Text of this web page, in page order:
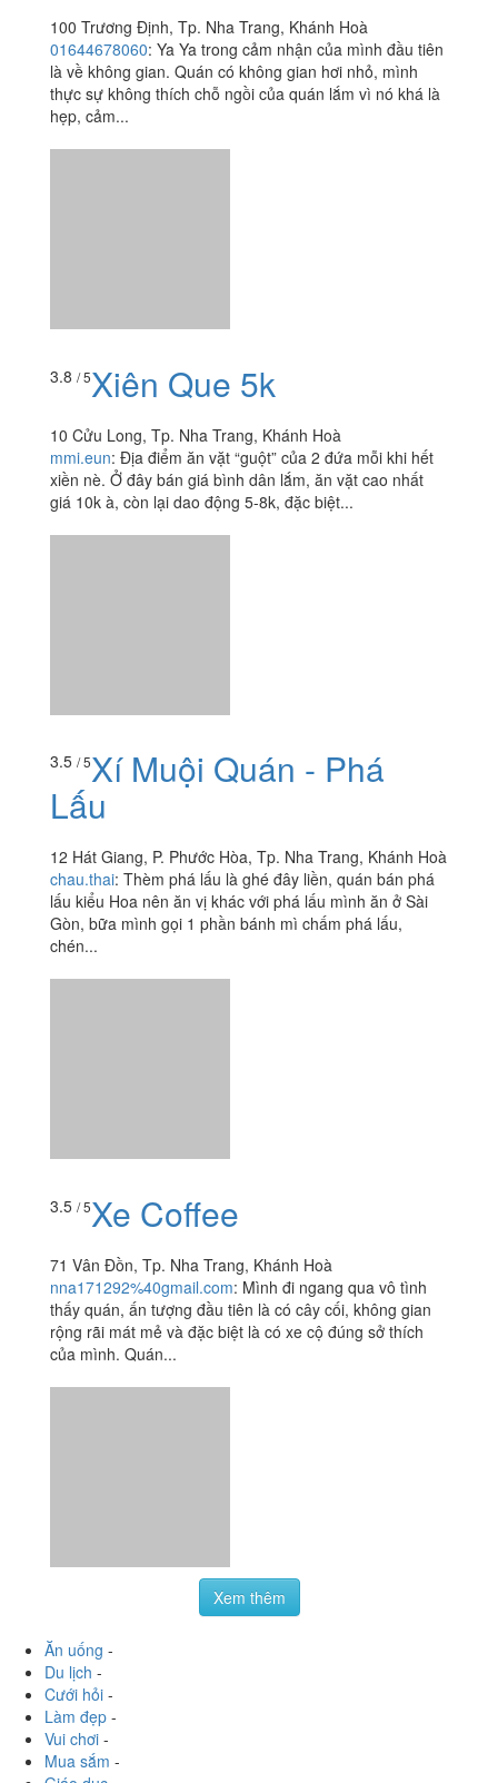
100 Trương Định, Tp. Nha Trang, Khánh Hoà
01644678060: Ya Ya trong cảm nhận của mình đầu tiên
là về không gian. Quán có không gian hơi nhỏ, mình
thực sự không thích chỗ ngồi của quán lắm vì nó khá là
hẹp, cảm...
3.8 / 5Xiên Que 5k
10 Cửu Long, Tp. Nha Trang, Khánh Hoà
mmi.eun: Địa điểm ăn vặt “guột” của 2 đứa mỗi khi hết
xiền nè. Ở đây bán giá bình dân lắm, ăn vặt cao nhất
giá 10k à, còn lại dao động 5-8k, đặc biệt...
3.5 / 5Xí Muội Quán - Phá
Lấu
12 Hát Giang, P. Phước Hòa, Tp. Nha Trang, Khánh Hoà
chau.thai: Thèm phá lấu là ghé đây liền, quán bán phá
lấu kiểu Hoa nên ăn vị khác với phá lấu mình ăn ở Sài
Gòn, bữa mình gọi 1 phần bánh mì chấm phá lấu,
chén...
3.5 / 5Xe Coffee
71 Vân Đồn, Tp. Nha Trang, Khánh Hoà
nna171292%40gmail.com: Mình đi ngang qua vô tình
thấy quán, ấn tượng đầu tiên là có cây cối, không gian
rộng rãi mát mẻ và đặc biệt là có xe cộ đúng sở thích
của mình. Quán...
Xem thêm
Ăn uống -
Du lịch -
Cưới hỏi -
Làm đẹp -
Vui chơi -
Mua sắm -